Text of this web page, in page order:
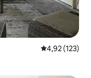
Évaluation
4,92 (123)